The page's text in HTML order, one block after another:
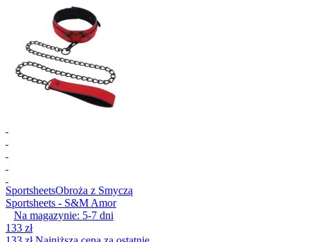
SportsheetsObroża z Smyczą
Sportsheets - S&M Amor
Na magazynie: 5-7 dni
133 zł